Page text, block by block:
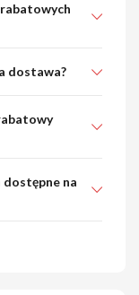
dostawa?
dostępne na